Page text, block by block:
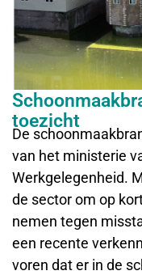
toezicht
De
van het ministerie
Werkgelegenheid.
de sector om op
nemen tegen
een recente
voren dat er in de